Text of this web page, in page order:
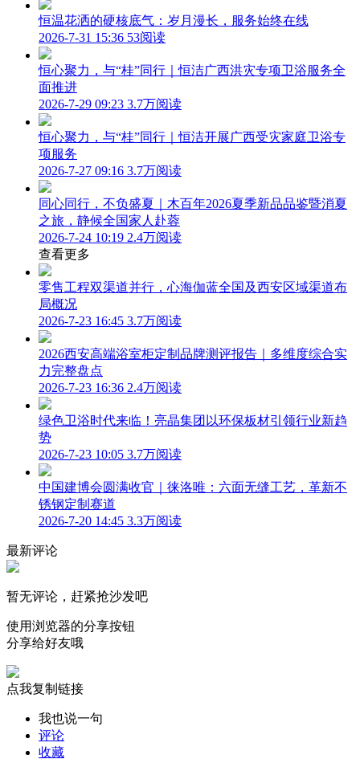
恒温花洒的硬核底气：岁月漫长，服务始终在线
2026-7-31 15:36 53阅读
恒心聚力，与“桂”同行｜恒洁广西洪灾专项卫浴服务全
面推进
2026-7-29 09:23 3.7万阅读
恒心聚力，与“桂”同行｜恒洁开展广西受灾家庭卫浴专
项服务
2026-7-27 09:16 3.7万阅读
同心同行，不负盛夏｜木百年2026夏季新品品鉴暨消夏
之旅，静候全国家人赴蓉
2026-7-24 10:19 2.4万阅读
查看更多
零售工程双渠道并行，心海伽蓝全国及西安区域渠道布
局概况
2026-7-23 16:45 3.7万阅读
2026西安高端浴室柜定制品牌测评报告｜多维度综合实
力完整盘点
2026-7-23 16:36 2.4万阅读
绿色卫浴时代来临！亮晶集团以环保板材引领行业新趋
势
2026-7-23 10:05 3.7万阅读
中国建博会圆满收官｜徕洛唯：六面无缝工艺，革新不
锈钢定制赛道
2026-7-20 14:45 3.3万阅读
最新评论
暂无评论，赶紧抢沙发吧
使用浏览器的分享按钮
分享给好友哦
点我复制链接
我也说一句
评论
收藏